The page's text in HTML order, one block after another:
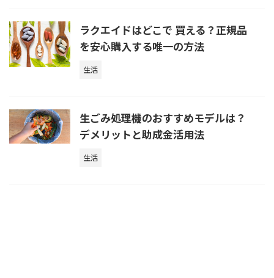
ラクエイドはどこで 買える？正規品
を安心購入する唯一の方法
生活
生ごみ処理機のおすすめモデルは？
デメリットと助成金活用法
生活